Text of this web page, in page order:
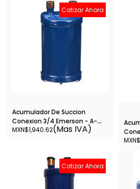
Cotizar Ahora
Acumulador De Succion
Conexion 3/4 Emerson - A-
As-4106
MXN$1,940.62(Mas IVA)
597
Cotizar Ahora